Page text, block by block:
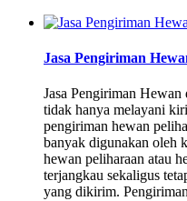
Jasa Pengiriman
Jasa Pengiriman Hewan
tidak hanya melayani
pengiriman hewan
banyak digunakan oleh
hewan peliharaan atau
terjangkau sekaligus
yang dikirim.